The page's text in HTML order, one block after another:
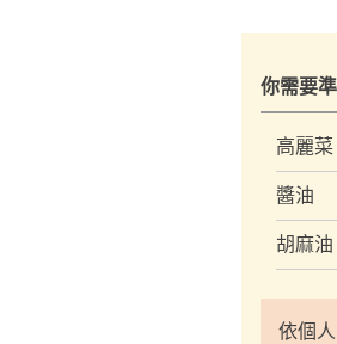
你需要
高麗菜
醬油
胡麻油
依個